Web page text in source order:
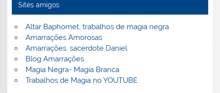
Sites amigos
Altar Baphomet, trabalhos de magia negra
Amarrações Amorosas
Amarrações, sacerdote Daniel
Blog Amarrações
Magia Negra- Magia Branca
Trabalhos de Magia no YOUTUBE